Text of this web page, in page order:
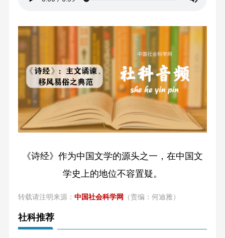
《诗经》作为中国文学的源头之一，在中国文
学史上的地位不容置疑。
转载请注明来源： 中国社会科学网 （责编：何迪雅）
社科推荐